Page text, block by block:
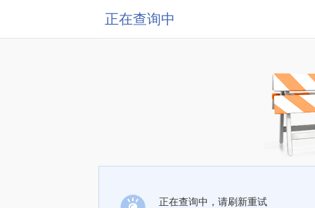
正在查询中
正在查询中，请刷新重试